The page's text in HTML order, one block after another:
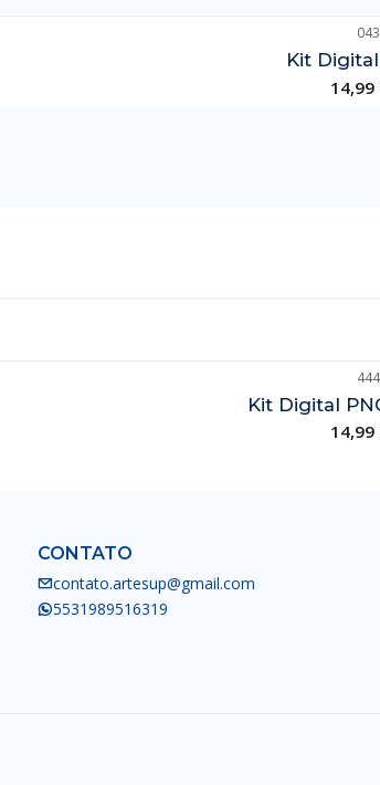
Kit
14,99
Kit Digital
14,99
CONTATO
contato.artesup@gmail.com
5531989516319